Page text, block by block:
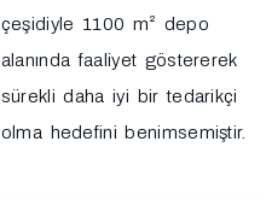
çeşidiyle 1100 m² depo
alanında faaliyet göstererek
sürekli daha iyi bir tedarikçi
olma hedefini benimsemiştir.